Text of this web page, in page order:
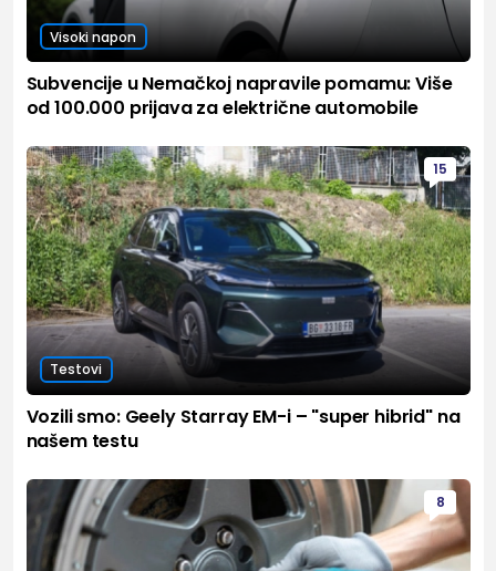
Visoki napon
Subvencije u Nemačkoj napravile pomamu: Više
od 100.000 prijava za električne automobile
15
Testovi
Vozili smo: Geely Starray EM-i – "super hibrid" na
našem testu
8